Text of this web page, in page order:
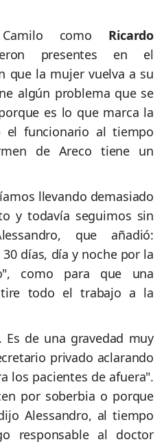
como Ricardo
presentes en el
que la mujer vuelva a su
algún problema que se
es lo que marca la
el funcionario al tiempo
de Areco tiene un
llevando demasiado
y todavía seguimos sin
que añadió:
días, día y noche por la
como para que una
tire todo el trabajo a la
Es de una gravedad muy
privado aclarando
los pacientes de afuera".
por soberbia o porque
Alessandro, al tiempo
responsable al doctor